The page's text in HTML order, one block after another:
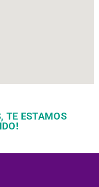
TE ESTAMOS